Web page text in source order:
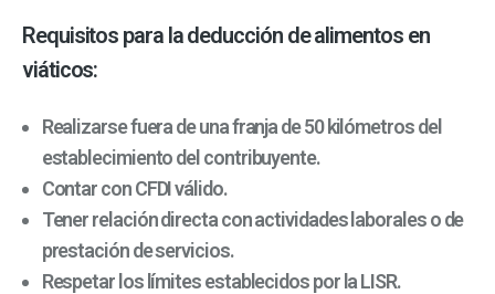
Requisitos para la deducción de alimentos en
viáticos:
Realizarse fuera de una franja de 50 kilómetros del
establecimiento del contribuyente.
Contar con CFDI válido.
Tener relación directa con actividades laborales o de
prestación de servicios.
Respetar los límites establecidos por la LISR.